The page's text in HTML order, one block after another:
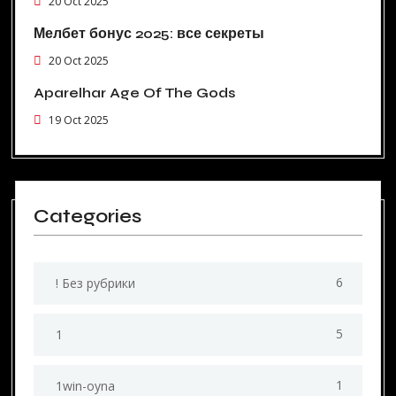
Мелбет бонус 2025: все секреты
20 Oct 2025
Aparelhar Age Of The Gods
19 Oct 2025
Categories
! Без рубрики 6
1 5
1win-oyna 1